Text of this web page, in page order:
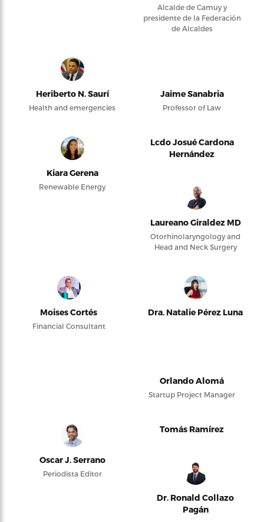
Alcalde de Camuy y
presidente de la Federación
de Alcaldes
Heriberto N. Saurí
Health and emergencies
Jaime Sanabria
Professor of Law
Kiara Gerena
Renewable Energy
Lcdo Josué Cardona
Hernández
Laureano Giraldez MD
Otorhinolaryngology and
Head and Neck Surgery
Moises Cortés
Financial Consultant
Dra. Natalie Pérez Luna
Orlando Alomá
Startup Project Manager
Oscar J. Serrano
Periodista Editor
Tomás Ramírez
Dr. Ronald Collazo
Pagán